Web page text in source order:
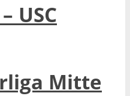
USC
Mitte